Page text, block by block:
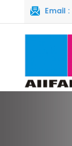
Email :